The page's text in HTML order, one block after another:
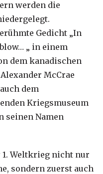
werden die
Gedicht „In
„ in einem
dem kanadischen
McCrae
dem
Kriegsmuseum
seinen Namen
1. Weltkrieg nicht nur
sondern zuerst auch